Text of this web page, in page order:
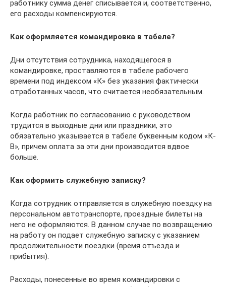
работнику сумма денег списывается и, соответственно,
его расходы компенсируются.
Как оформляется командировка в табеле?
Дни отсутствия сотрудника, находящегося в
командировке, проставляются в табеле рабочего
времени под индексом «К» без указания фактически
отработанных часов, что считается необязательным.
Когда работник по согласованию с руководством
трудится в выходные дни или праздники, это
обязательно указывается в табеле буквенным кодом «К-
В», причем оплата за эти дни производится вдвое
больше.
Как оформить служебную записку?
Когда сотрудник отправляется в служебную поездку на
персональном автотранспорте, проездные билеты на
него не оформляются. В данном случае по возвращению
на работу он подает служебную записку с указанием
продолжительности поездки (время отъезда и
прибытия).
Расходы, понесенные во время командировки с